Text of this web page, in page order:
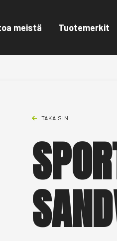
meistä Tuotemerkit
TAKAISIN